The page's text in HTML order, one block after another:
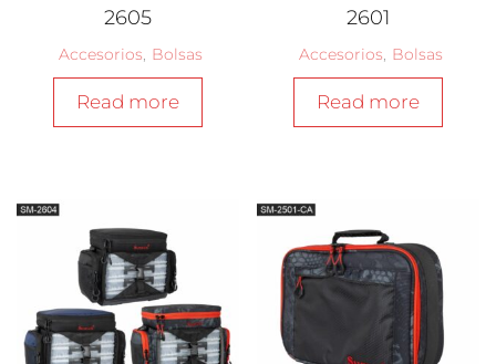
2605
Accesorios Bolsas
Read more
2601
Accesorios Bolsas
Read more